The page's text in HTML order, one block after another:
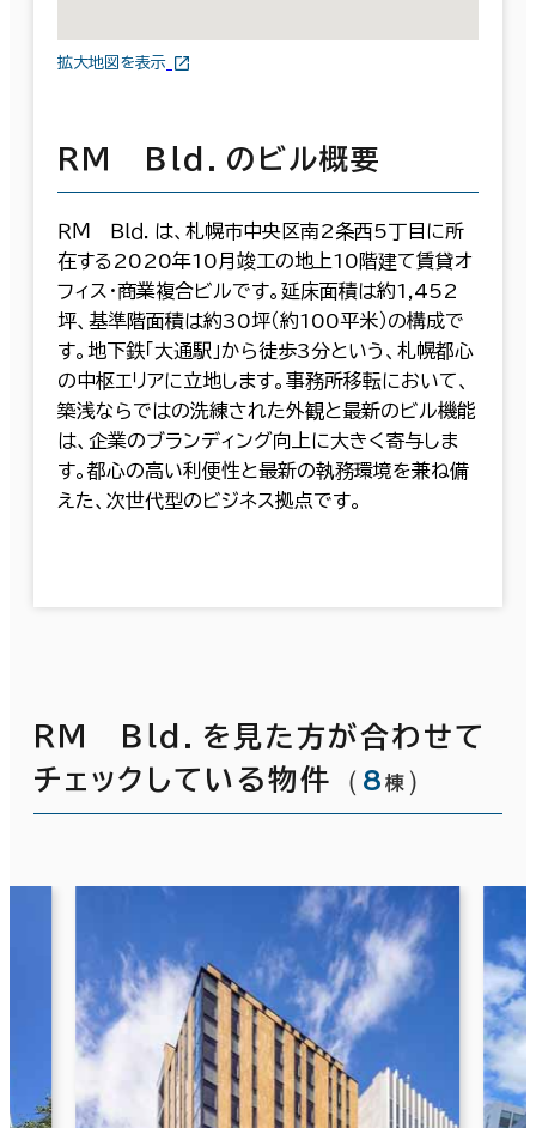
拡大地図を表示
ＲＭ Ｂｌｄ．のビル概要
ＲＭ Ｂｌｄ．は、札幌市中央区南2条西5丁目に所
在する2020年10月竣工の地上10階建て賃貸オ
フィス・商業複合ビルです。延床面積は約1,452
坪、基準階面積は約30坪（約100平米）の構成で
す。地下鉄「大通駅」から徒歩3分という、札幌都心
の中枢エリアに立地します。事務所移転において、
築浅ならではの洗練された外観と最新のビル機能
は、企業のブランディング向上に大きく寄与しま
す。都心の高い利便性と最新の執務環境を兼ね備
えた、次世代型のビジネス拠点です。
ＲＭ Ｂｌｄ．を見た方が合わせて
チェックしている物件
（ 8 棟 ）